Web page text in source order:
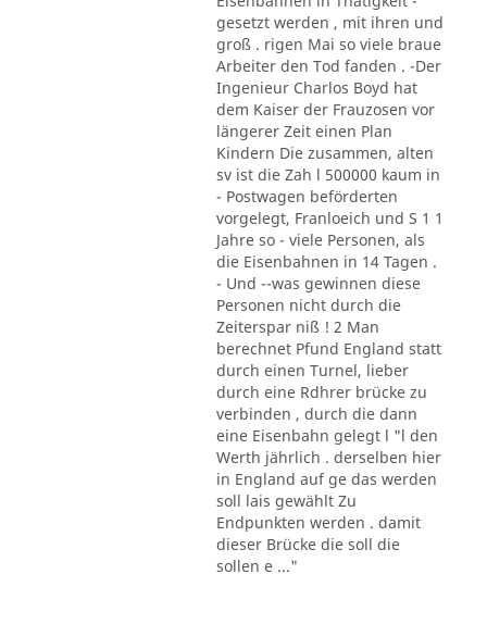
gesetzt werden , mit ihren und
groß . rigen Mai so viele braue
Arbeiter den Tod fanden . -Der
Ingenieur Charlos Boyd hat
dem Kaiser der Frauzosen vor
längerer Zeit einen Plan
Kindern Die zusammen, alten
sv ist die Zah l 500000 kaum in
- Postwagen beförderten
vorgelegt, Franloeich und S 1 1
Jahre so - viele Personen, als
die Eisenbahnen in 14 Tagen .
- Und --was gewinnen diese
Personen nicht durch die
Zeiterspar niß ! 2 Man
berechnet Pfund England statt
durch einen Turnel, lieber
durch eine Rdhrer brücke zu
verbinden , durch die dann
eine Eisenbahn gelegt l "l den
Werth jährlich . derselben hier
in England auf ge das werden
soll lais gewählt Zu
Endpunkten werden . damit
dieser Brücke die soll die
sollen e ..."